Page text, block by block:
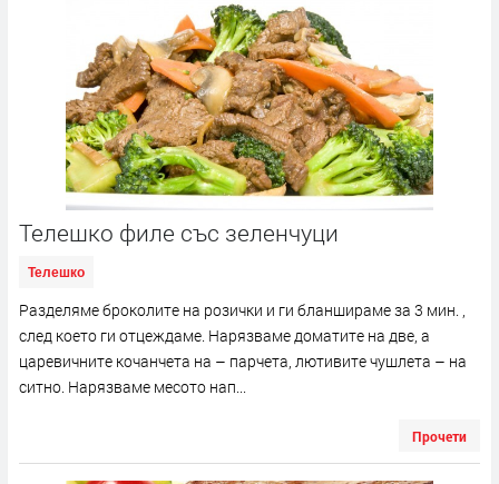
Телешко филе със зеленчуци
Телешко
Разделяме броколите на розички и ги бланшираме за 3 мин. ,
след което ги отцеждаме. Нарязваме доматите на две, а
царевичните кочанчета на – парчета, лютивите чушлета – на
ситно. Нарязваме месото нап...
Прочети